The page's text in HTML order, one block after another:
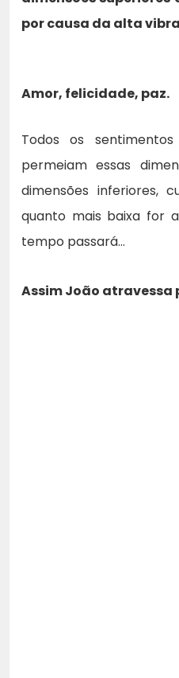
por causa da alta
Amor, felicidade, paz.
Todos os
permeiam essas
dimensões
quanto mais baixa for
tempo passará…
Assim João